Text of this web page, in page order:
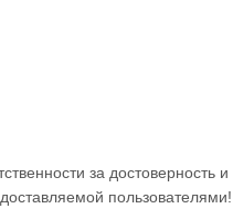
за достоверность и
пользователями!